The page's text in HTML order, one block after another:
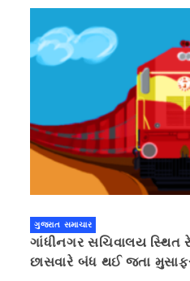
ગુજરાત સમાચાર
ગાંધીનગર સચિવાલય સ્થિત
છાસવારે બંધ થઈ જતા